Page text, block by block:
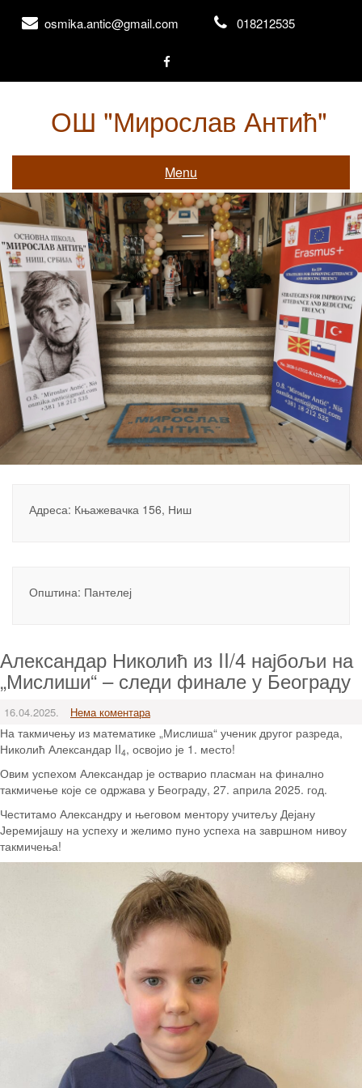
osmika.antic@gmail.com 018212535
ОШ "Мирослав Антић"
Menu
Адреса: Књажевачка 156, Ниш
Општина: Пантелеј
Александар Николић из II/4 најбољи на
„Мислиши“ – следи финале у Београду
16.04.2025. Нема коментара
На такмичењу из математике „Мислиша“ ученик другог разреда,
Николић Александар II4, освојио је 1. место!
Овим успехом Александар је остварио пласман на финално
такмичење које се одржава у Београду, 27. априла 2025. год.
Честитамо Александру и његовом ментору учитељу Дејану
Јеремијашу на успеху и желимо пуно успеха на завршном нивоу
такмичења!